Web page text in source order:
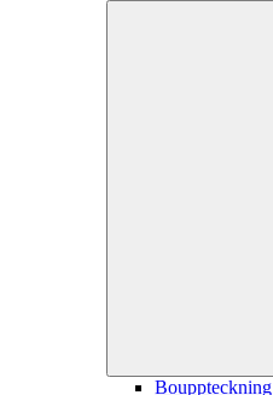
Bouppteckning